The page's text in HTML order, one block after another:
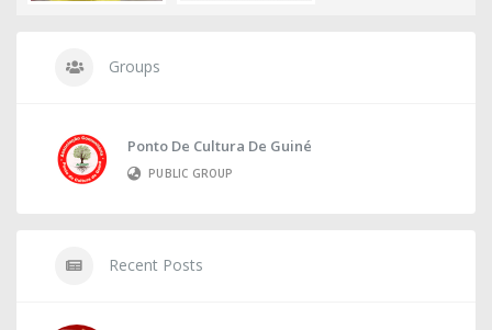
Groups
Ponto De Cultura De Guiné
PUBLIC GROUP
Recent Posts